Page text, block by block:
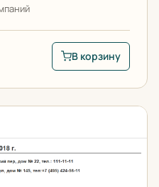
В корзину:
В корзину
продажи в 1С